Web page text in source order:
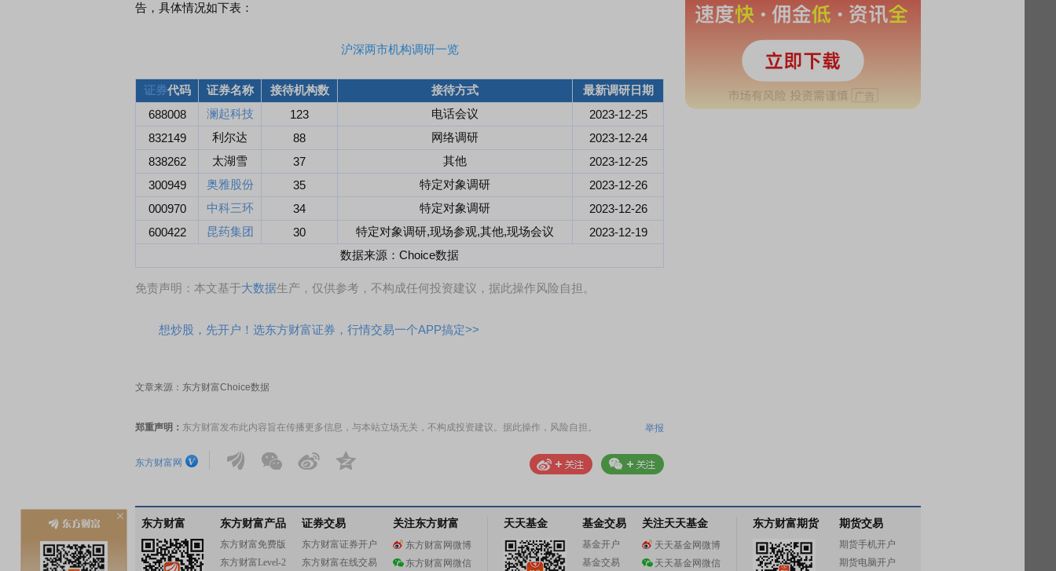
告，具体情况如下表：
沪深两市机构调研一览
证券代码 证券名称 接待机构数 接待方式
最新调研日期
688008
澜起科技 123 电话会议
2023-12-25
832149
利尔达 88 网络调研
2023-12-24
838262
太湖雪 37 其他
2023-12-25
300949
奥雅股份 35 特定对象调研
2023-12-26
000970
中科三环 34 特定对象调研
2023-12-26
600422
昆药集团 30 特定对象调研,现场参观,其他,现场会议
2023-12-19
数据来源：Choice数据
免责声明：本文基于大数据生产，仅供参考，不构成任何投资建议，据此操作风险自担。
想炒股，先开户！选东方财富证券，行情交易一个APP搞定>>
文章来源：东方财富Choice数据
郑重声明： 东方财富发布此内容旨在传播更多信息，与本站立场无关，不构成投资建议。据此操作，风险自担。 举报
东方财富网
东方财富 东方财富产品
东方财富免费版
东方财富Level-2
证券交易
东方财富证券开户
东方财富在线交易
关注东方财富
东方财富网微博
东方财富网微信
天天基金 基金交易
基金开户
基金交易
关注天天基金
天天基金网微博
天天基金网微信
东方财富期货 期货交易
期货手机开户
期货电脑开户